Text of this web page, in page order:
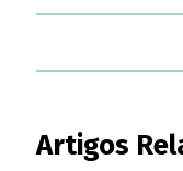
Artigos